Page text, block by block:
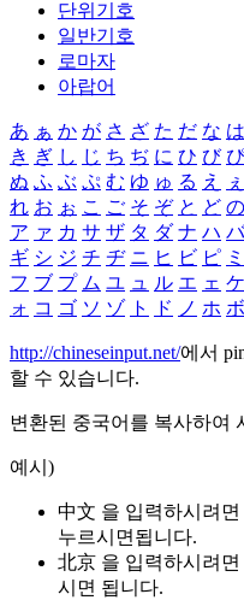
단위기호
일반기호
로마자
아랍어
あ ぁ か が さ ざ た だ な は
き ぎ し じ ち ぢ に ひ び ぴ
ぬ ふ ぶ ぷ む ゆ ゅ る え ぇ
れ お ぉ こ ご そ ぞ と ど の
ア ァ カ サ ザ タ ダ ナ ハ バ
ギ シ ジ チ ヂ ニ ヒ ビ ピ ミ
フ ブ プ ム ユ ュ ル エ ェ ケ
ォ コ ゴ ソ ゾ ト ド ノ ホ ボ
http://chineseinput.net/에서
할 수 있습니다.
변환된 중국어를 복사하여
예시)
中文 을 입력하시려면
누르시면됩니다.
北京 을 입력하시려면
시면 됩니다.